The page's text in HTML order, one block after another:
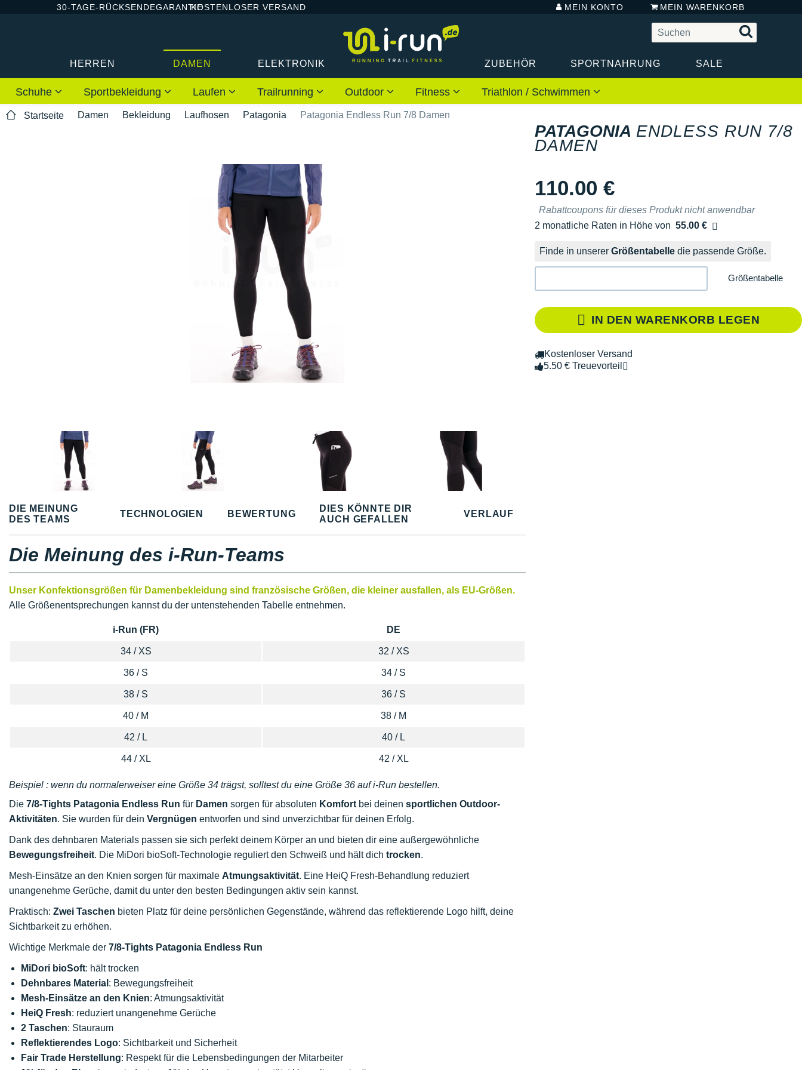
30-TAGE-RÜCKSENDEGARANTIEKOSTENLOSER VERSAND MEIN KONTO MEIN WARENKORB
HERREN DAMEN ELEKTRONIK ZUBEHÖR SPORTNAHRUNG SALE
Schuhe Sportbekleidung Laufen Trailrunning Outdoor Fitness Triathlon / Schwimmen
Startseite Damen Bekleidung Laufhosen Patagonia Patagonia Endless Run 7/8 Damen
PATAGONIA ENDLESS RUN 7/8
DAMEN
110.00 €
Rabattcoupons für dieses Produkt nicht anwendbar
2 monatliche Raten in Höhe von 55.00 €
Ohne Zusatzkosten
Finde in unserer Größentabelle die passende Größe.
Größentabelle
IN DEN WARENKORB LEGEN
Kostenloser Versand
5.50 € Treuevorteil
DIE MEINUNG
DES TEAMS
TECHNOLOGIEN BEWERTUNG
DIES KÖNNTE DIR
AUCH GEFALLEN
VERLAUF
Die Meinung des i-Run-Teams
Unser Konfektionsgrößen für Damenbekleidung sind französische Größen, die kleiner ausfallen, als EU-Größen.
Alle Größenentsprechungen kannst du der untenstehenden Tabelle entnehmen.
i-Run (FR) DE
34 / XS 32 / XS
36 / S 34 / S
38 / S 36 / S
40 / M 38 / M
42 / L 40 / L
44 / XL 42 / XL
Beispiel : wenn du normalerweiser eine Größe 34 trägst, solltest du eine Größe 36 auf i-Run bestellen.
Die 7/8-Tights Patagonia Endless Run für Damen sorgen für absoluten Komfort bei deinen sportlichen Outdoor-
Aktivitäten. Sie wurden für dein Vergnügen entworfen und sind unverzichtbar für deinen Erfolg.
Dank des dehnbaren Materials passen sie sich perfekt deinem Körper an und bieten dir eine außergewöhnliche
Bewegungsfreiheit. Die MiDori bioSoft-Technologie reguliert den Schweiß und hält dich trocken.
Mesh-Einsätze an den Knien sorgen für maximale Atmungsaktivität. Eine HeiQ Fresh-Behandlung reduziert
unangenehme Gerüche, damit du unter den besten Bedingungen aktiv sein kannst.
Praktisch: Zwei Taschen bieten Platz für deine persönlichen Gegenstände, während das reflektierende Logo hilft, deine
Sichtbarkeit zu erhöhen.
Wichtige Merkmale der 7/8-Tights Patagonia Endless Run
MiDori bioSoft: hält trocken
Dehnbares Material : Bewegungsfreiheit
Mesh-Einsätze an den Knien: Atmungsaktivität
HeiQ Fresh: reduziert unangenehme Gerüche
2 Taschen: Stauraum
Reflektierendes Logo: Sichtbarkeit und Sicherheit
Fair Trade Herstellung: Respekt für die Lebensbedingungen der Mitarbeiter